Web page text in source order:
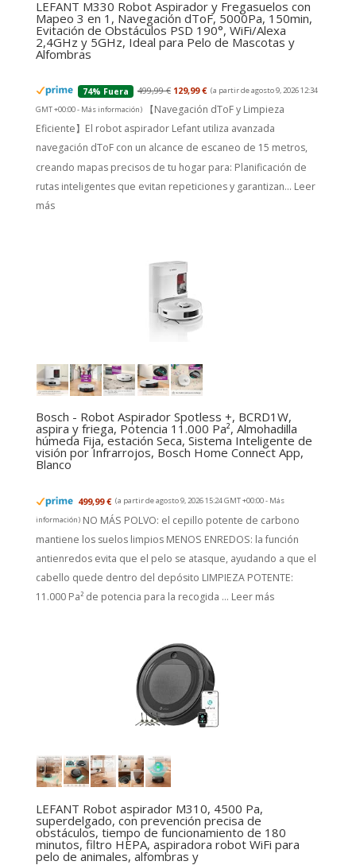
LEFANT M330 Robot Aspirador y Fregasuelos con
Mapeo 3 en 1, Navegación dToF, 5000Pa, 150min,
Evitación de Obstáculos PSD 190°, WiFi/Alexa
2,4GHz y 5GHz, Ideal para Pelo de Mascotas y
Alfombras
74% Fuera 499,99 € 129,99 € (a partir de agosto 9, 2026 12:34
GMT +00:00 - Más información)
【Navegación dToF y Limpieza
Eficiente】El robot aspirador Lefant utiliza avanzada
navegación dToF con un alcance de escaneo de 15 metros,
creando mapas precisos de tu hogar para: Planificación de
rutas inteligentes que evitan repeticiones y garantizan... Leer
más
Bosch - Robot Aspirador Spotless +, BCRD1W,
aspira y friega, Potencia 11.000 Pa², Almohadilla
húmeda Fija, estación Seca, Sistema Inteligente de
visión por Infrarrojos, Bosch Home Connect App,
Blanco
499,99 € (a partir de agosto 9, 2026 15:24 GMT +00:00 - Más
información) NO MÁS POLVO: el cepillo potente de carbono
mantiene los suelos limpios MENOS ENREDOS: la función
antienredos evita que el pelo se atasque, ayudando a que el
cabello quede dentro del depósito LIMPIEZA POTENTE:
11.000 Pa² de potencia para la recogida ... Leer más
LEFANT Robot aspirador M310, 4500 Pa,
superdelgado, con prevención precisa de
obstáculos, tiempo de funcionamiento de 180
minutos, filtro HEPA, aspiradora robot WiFi para
pelo de animales, alfombras y